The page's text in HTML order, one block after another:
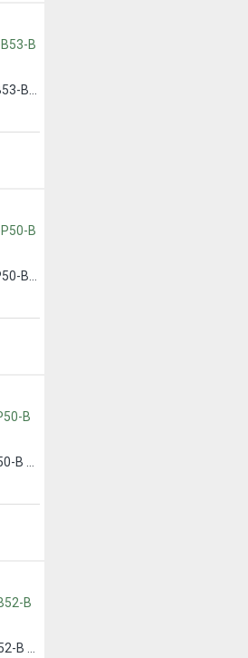
ОНП-ВГ-7-32/94х15-В53-В Вилка